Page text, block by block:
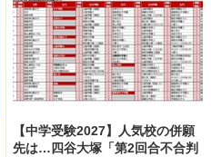
【中学受験2027】人気校の併願
先は…四谷大塚「第2回合不合判